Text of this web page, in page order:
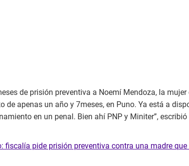
de prisión preventiva a Noemí Mendoza, la mujer
de apenas un año y 7meses, en Puno. Ya está a
en un penal. Bien ahí PNP y Miniter”,
fiscalía pide prisión preventiva contra una madre que